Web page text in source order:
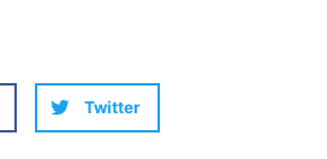
Twitter